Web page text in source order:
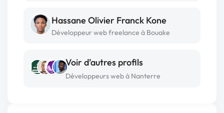
Hassane Olivier Franck Kone
Développeur web freelance à Bouake
Voir d’autres profils
Développeurs web à Nanterre